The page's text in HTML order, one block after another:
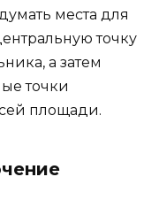
места для
точку
а затем
точки
площади.